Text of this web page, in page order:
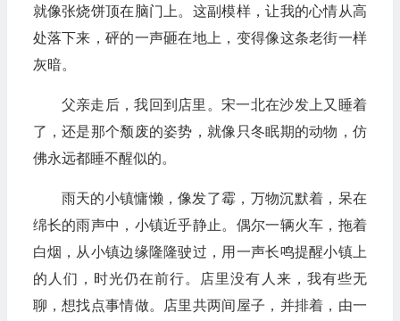
就像张烧饼顶在脑门上。这副模样，让我的心情从高
处落下来，砰的一声砸在地上，变得像这条老街一样
灰暗。
父亲走后，我回到店里。宋一北在沙发上又睡着
了，还是那个颓废的姿势，就像只冬眠期的动物，仿
佛永远都睡不醒似的。
雨天的小镇慵懒，像发了霉，万物沉默着，呆在
绵长的雨声中，小镇近乎静止。偶尔一辆火车，拖着
白烟，从小镇边缘隆隆驶过，用一声长鸣提醒小镇上
的人们，时光仍在前行。店里没有人来，我有些无
聊，想找点事情做。店里共两间屋子，并排着，由一